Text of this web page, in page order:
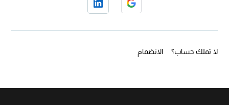
لا تملك حساب؟ الانضمام